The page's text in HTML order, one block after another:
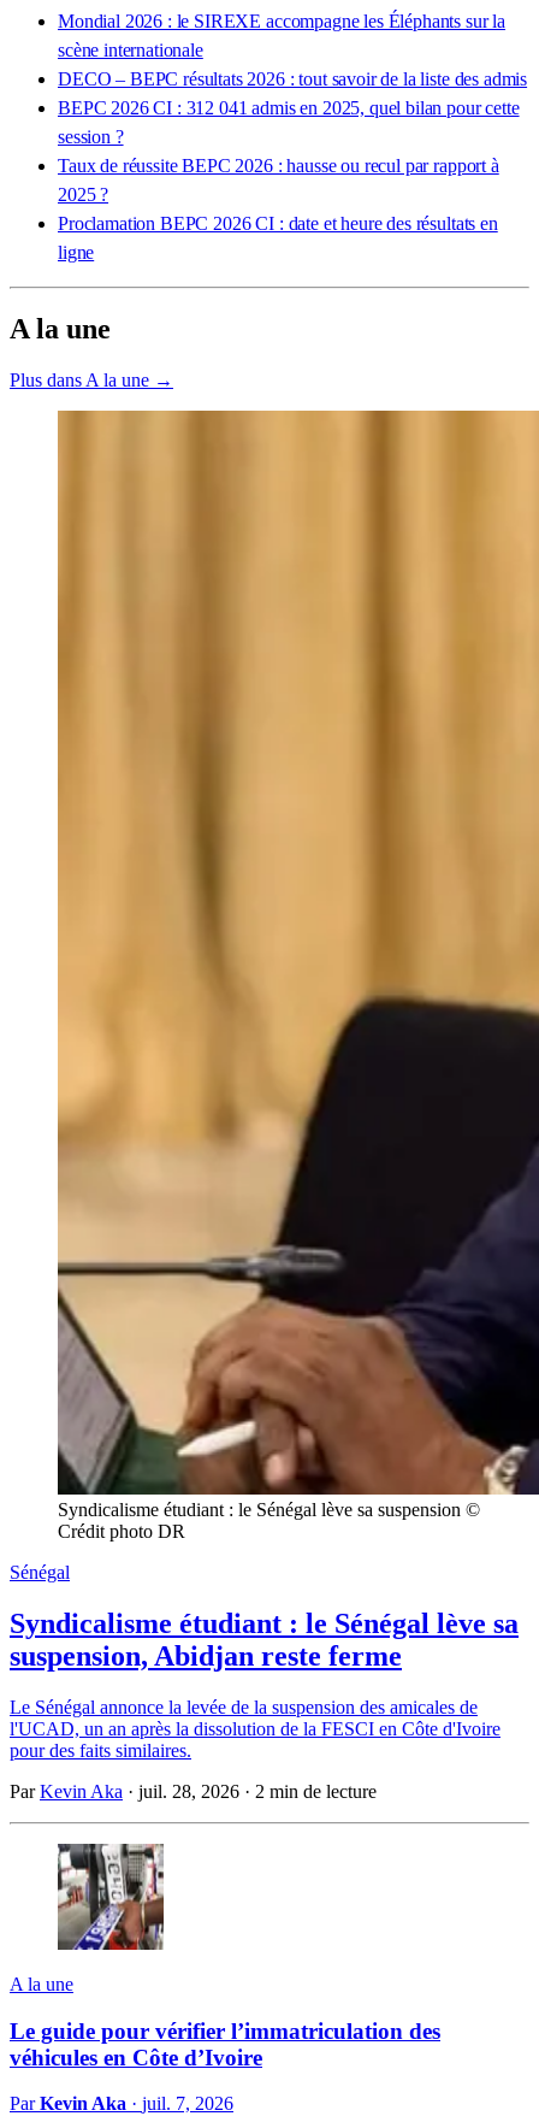
Mondial 2026 : le SIREXE accompagne les Éléphants sur la
scène internationale
DECO – BEPC résultats 2026 : tout savoir de la liste des admis
BEPC 2026 CI : 312 041 admis en 2025, quel bilan pour cette
session ?
Taux de réussite BEPC 2026 : hausse ou recul par rapport à
2025 ?
Proclamation BEPC 2026 CI : date et heure des résultats en
ligne
A la une
Plus dans A la une →
Syndicalisme étudiant : le Sénégal lève sa suspension ©
Crédit photo DR
Sénégal
Syndicalisme étudiant : le Sénégal lève sa
suspension, Abidjan reste ferme
Le Sénégal annonce la levée de la suspension des amicales de
l'UCAD, un an après la dissolution de la FESCI en Côte d'Ivoire
pour des faits similaires.
ParKevin Aka · juil. 28, 2026 · 2 min de lecture
A la une
Le guide pour vérifier l’immatriculation des
véhicules en Côte d’Ivoire
ParKevin Aka · juil. 7, 2026